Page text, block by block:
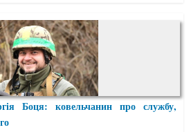
Боця: ковельчанин про службу,